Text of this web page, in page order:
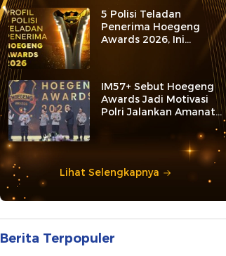
5 Polisi Teladan
Penerima Hoegeng
Awards 2026, Ini
Kategori dan Kiprahnya
IM57+ Sebut Hoegeng
Awards Jadi Motivasi
Polri Jalankan Amanat
Lihat Selengkapnya
Berita Terpopuler